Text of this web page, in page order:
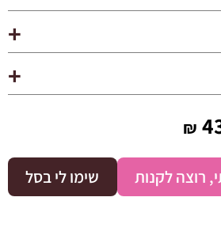
₪
רוצה לקנות שימו לי בסל